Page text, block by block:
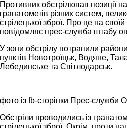
Противник обстрілював позиції
гранатометів різних систем,
стрілецької зброї. Про це на своїй
повідомляє прес-служба штабу
У зони обстрілу потрапили
пунктів Новотроїцьк, Водяне,
Лебединське та Світлодарськ.
фото із fb-сторінки Прес-служби
Обстріли проводились із